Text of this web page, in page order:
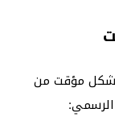
مؤقت من